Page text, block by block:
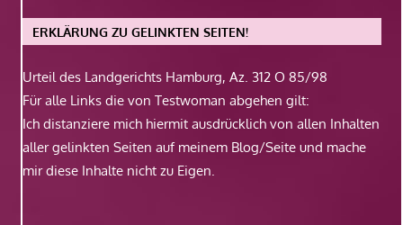
ERKLÄRUNG ZU GELINKTEN SEITEN!
Urteil des Landgerichts Hamburg, Az. 312 O 85/98
Für alle Links die von Testwoman abgehen gilt:
Ich distanziere mich hiermit ausdrücklich von allen Inhalten
aller gelinkten Seiten auf meinem Blog/Seite und mache
mir diese Inhalte nicht zu Eigen.